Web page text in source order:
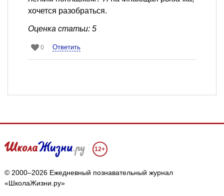
хочется разобраться.
Оценка статьи: 5
0 Ответить
12+
© 2000–2026 Ежедневный познавательный журнал
«ШколаЖизни.ру»